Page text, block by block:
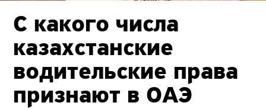
С какого числа
казахстанские
водительские права
признают в ОАЭ